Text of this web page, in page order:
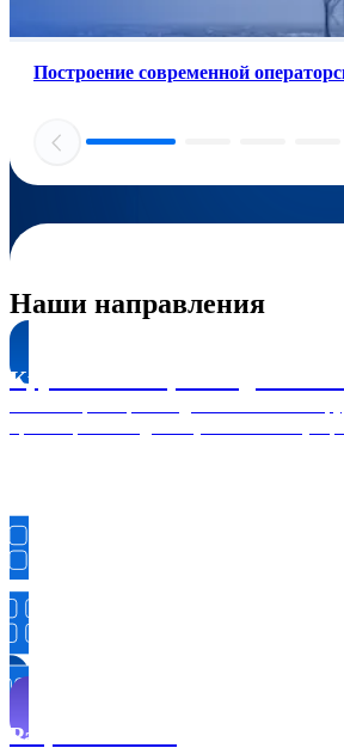
Построение современной
Наши направления
Крупнейшее производство в
Разработка ПО